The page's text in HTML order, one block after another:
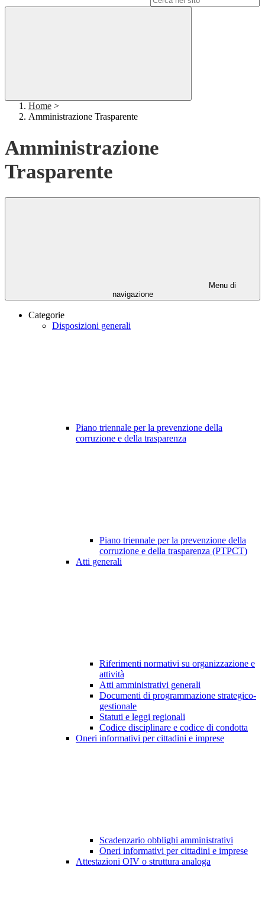
Home >
Amministrazione Trasparente
Amministrazione
Trasparente
Menu di
navigazione
Categorie
Disposizioni generali
Piano triennale per la prevenzione della
corruzione e della trasparenza
Piano triennale per la prevenzione della
corruzione e della trasparenza (PTPCT)
Atti generali
Riferimenti normativi su organizzazione e
attività
Atti amministrativi generali
Documenti di programmazione strategico-
gestionale
Statuti e leggi regionali
Codice disciplinare e codice di condotta
Oneri informativi per cittadini e imprese
Scadenzario obblighi amministrativi
Oneri informativi per cittadini e imprese
Attestazioni OIV o struttura analoga